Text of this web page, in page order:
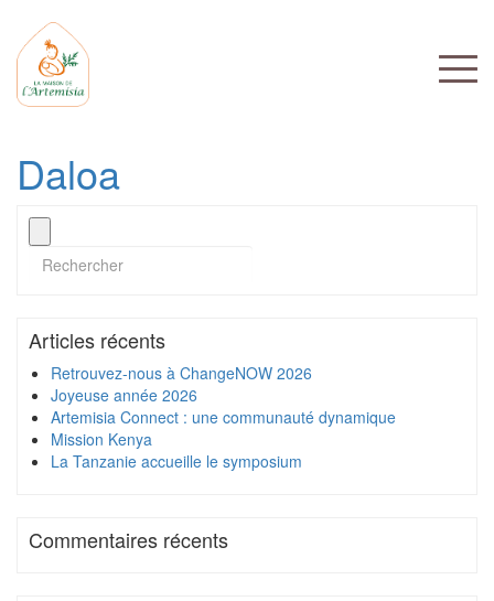
Daloa
Articles récents
Retrouvez-nous à ChangeNOW 2026
Joyeuse année 2026
Artemisia Connect : une communauté dynamique
Mission Kenya
La Tanzanie accueille le symposium
Commentaires récents